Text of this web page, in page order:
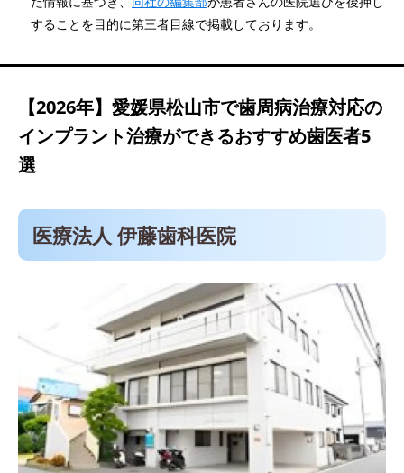
医療法人 堀本歯科
佐々木歯科
医療法人誠陽会 おひさま歯科クリニック
することを目的に第三者目線で掲載しております。
【2026年】 愛媛県松山市で歯周病治療対応の
インプラント治療ができるおすすめ歯医者5
選
医療法人 伊藤歯科医院